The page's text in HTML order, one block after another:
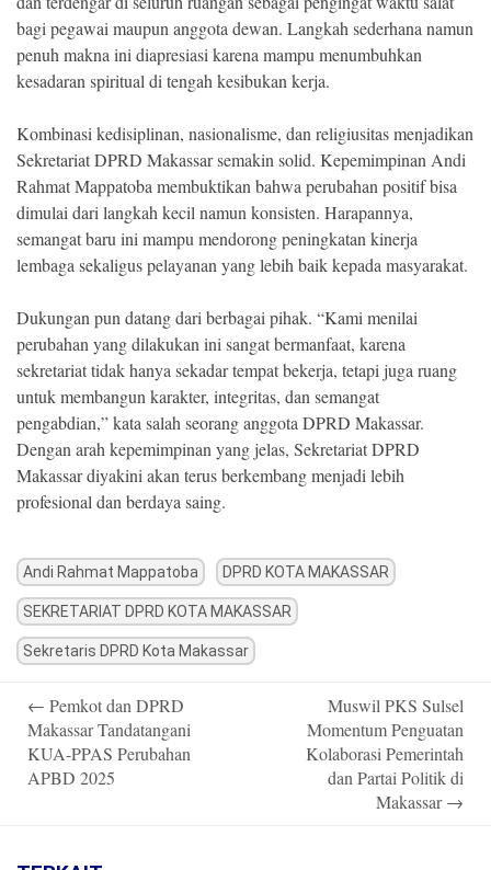
bagi pegawai maupun anggota dewan. Langkah sederhana namun
penuh makna ini diapresiasi karena mampu menumbuhkan
kesadaran spiritual di tengah kesibukan kerja.
Kombinasi kedisiplinan, nasionalisme, dan religiusitas menjadikan
Sekretariat DPRD Makassar semakin solid. Kepemimpinan Andi
Rahmat Mappatoba membuktikan bahwa perubahan positif bisa
dimulai dari langkah kecil namun konsisten. Harapannya,
semangat baru ini mampu mendorong peningkatan kinerja
lembaga sekaligus pelayanan yang lebih baik kepada masyarakat.
Dukungan pun datang dari berbagai pihak. “Kami menilai
perubahan yang dilakukan ini sangat bermanfaat, karena
sekretariat tidak hanya sekadar tempat bekerja, tetapi juga ruang
untuk membangun karakter, integritas, dan semangat
pengabdian,” kata salah seorang anggota DPRD Makassar.
Dengan arah kepemimpinan yang jelas, Sekretariat DPRD
Makassar diyakini akan terus berkembang menjadi lebih
profesional dan berdaya saing.
Andi Rahmat Mappatoba DPRD KOTA MAKASSAR
SEKRETARIAT DPRD KOTA MAKASSAR
Sekretaris DPRD Kota Makassar
navigation
← Pemkot dan DPRD
Makassar Tandatangani
KUA-PPAS Perubahan
APBD 2025
Muswil PKS Sulsel
Momentum Penguatan
Kolaborasi Pemerintah
dan Partai Politik di
Makassar→